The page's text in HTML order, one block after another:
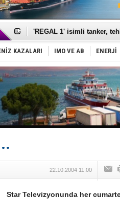
Makine arızası yapan
'REGAL 1' isimli tanker,
Gemide 5 ton kokain
Yakıt barcı filosuna 2 yeni
Rus İHA’ları, Alman
Karadeniz’deki güvenlik
Tatil hesabını yosun
Rusya, gölge filo
Enejota ticari destek
Denizcilik sektörü,
Türkiye’den
‘14. Olympos Regatta’
Taksi Botlar, 50 yıldır
TÜRKLİM Başkanı Hamdi
KAZALARI IMO VE AB ENERJİ
22.10.2004 11:00
Star Televizyonunda her